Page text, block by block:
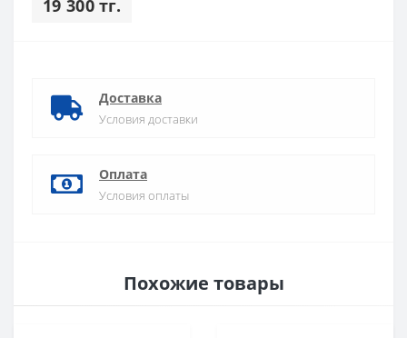
19 300 тг.
Доставка
Условия доставки
Оплата
Условия оплаты
Похожие товары